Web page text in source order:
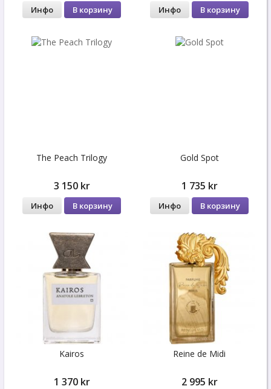
Инфо В корзину Инфо В корзину
The Peach Trilogy
3 150 kr
Инфо В корзину
Gold Spot
1 735 kr
Инфо В корзину
Kairos
1 370 kr
Reine de Midi
2 995 kr